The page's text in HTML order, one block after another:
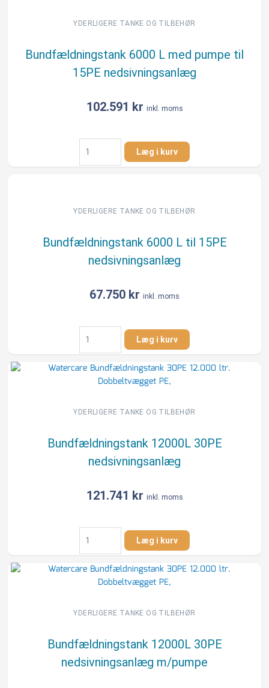
YDERLIGERE TANKE OG TILBEHØR
Bundfældningstank 6000 L med pumpe til
15PE nedsivningsanlæg
102.591 kr inkl. moms
Bundfældningstank
6000
L
til
nedsivningsanlæg
antal
Læg i kurv
YDERLIGERE TANKE OG TILBEHØR
Bundfældningstank 6000 L til 15PE
nedsivningsanlæg
67.750 kr inkl. moms
Bundfældningstank
6000
L
til
antal
Læg i kurv
YDERLIGERE TANKE OG TILBEHØR
Bundfældningstank 12000L 30PE
nedsivningsanlæg
121.741 kr inkl. moms
Bundfældningstank
12000L
30PE
nedsivningsanlæg
Læg i kurv
YDERLIGERE TANKE OG TILBEHØR
Bundfældningstank 12000L 30PE
nedsivningsanlæg m/pumpe